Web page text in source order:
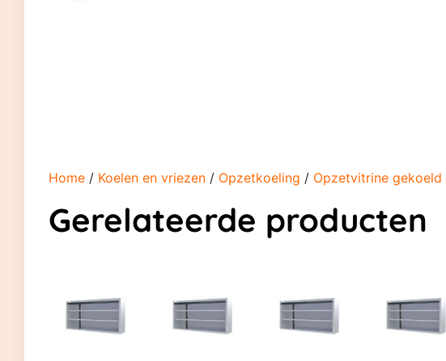
Home / Koelen en vriezen / Opzetkoeling / Opzetvitrine gekoeld
Gerelateerde producten